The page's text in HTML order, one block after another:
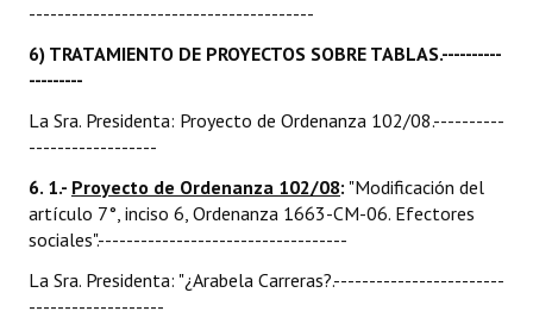
----------------------------------------
6) TRATAMIENTO DE PROYECTOS SOBRE TABLAS.----------
---------
La Sra. Presidenta: Proyecto de Ordenanza 102/08.----------
------------------
6. 1.- Proyecto de Ordenanza 102/08: "Modificación del
artículo 7°, inciso 6, Ordenanza 1663-CM-06. Efectores
sociales".-----------------------------------
La Sra. Presidenta: "¿Arabela Carreras?.------------------------
-------------------